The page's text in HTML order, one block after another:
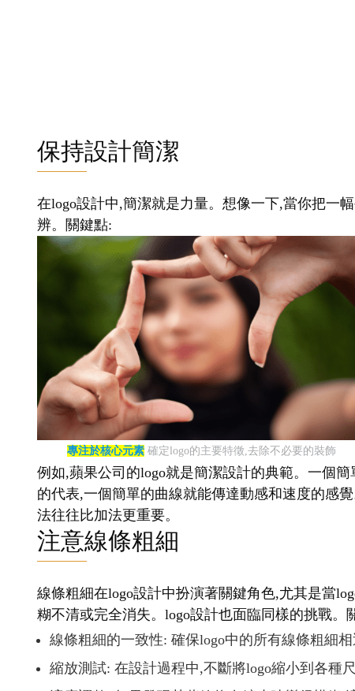
保持設計簡潔
在logo設計中,簡潔就是力量。想像一下,當你把一
辨。關鍵點:
專注於核心元素確定logo的主要特徵,去除不必要的裝飾
例如,蘋果公司的logo就是簡潔設計的典範。一個
的代表,一個簡單的曲線就能傳達動感和速度的感
法往往比加法更重要。
注意線條粗細
線條粗細在logo設計中扮演著關鍵角色,尤其是當
糊不清或完全消失。logo設計也面臨同樣的挑戰。
線條粗細的一致性: 確保logo中的所有線條粗細
縮放測試: 在設計過程中,不斷將logo縮小到各種